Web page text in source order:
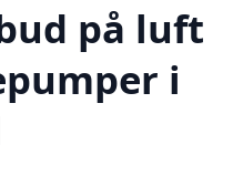
på luft
i